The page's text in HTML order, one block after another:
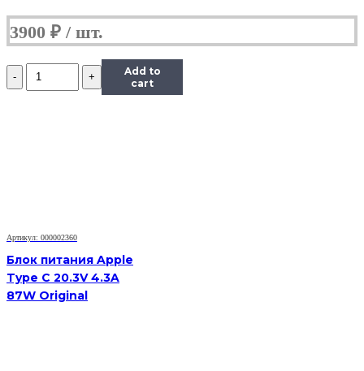
3900 ₽
Количество
Блок
Add to
cart
Артикул: 000002360
Блок питания Apple
Type C 20.3V 4.3A
87W Original